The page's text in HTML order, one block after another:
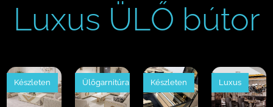
Luxus ÜLŐ bútor
Készleten Ülőgarnitúra Készleten Luxus